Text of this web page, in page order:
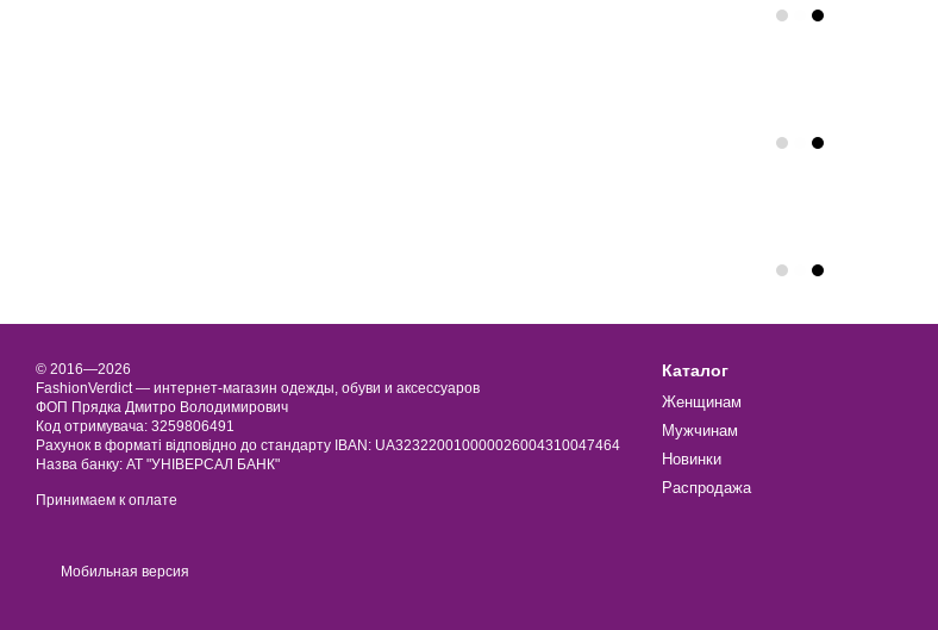
© 2016—2026
FashionVerdict — интернет-магазин одежды, обуви и аксессуаров
ФОП Прядка Дмитро Володимирович
Код отримувача: 3259806491
Рахунок в форматі відповідно до стандарту IBAN: UA323220010000026004310047464
Назва банку: АТ "УНІВЕРСАЛ БАНК"
Принимаем к оплате
Мобильная версия
Каталог
Женщинам
Мужчинам
Новинки
Распродажа